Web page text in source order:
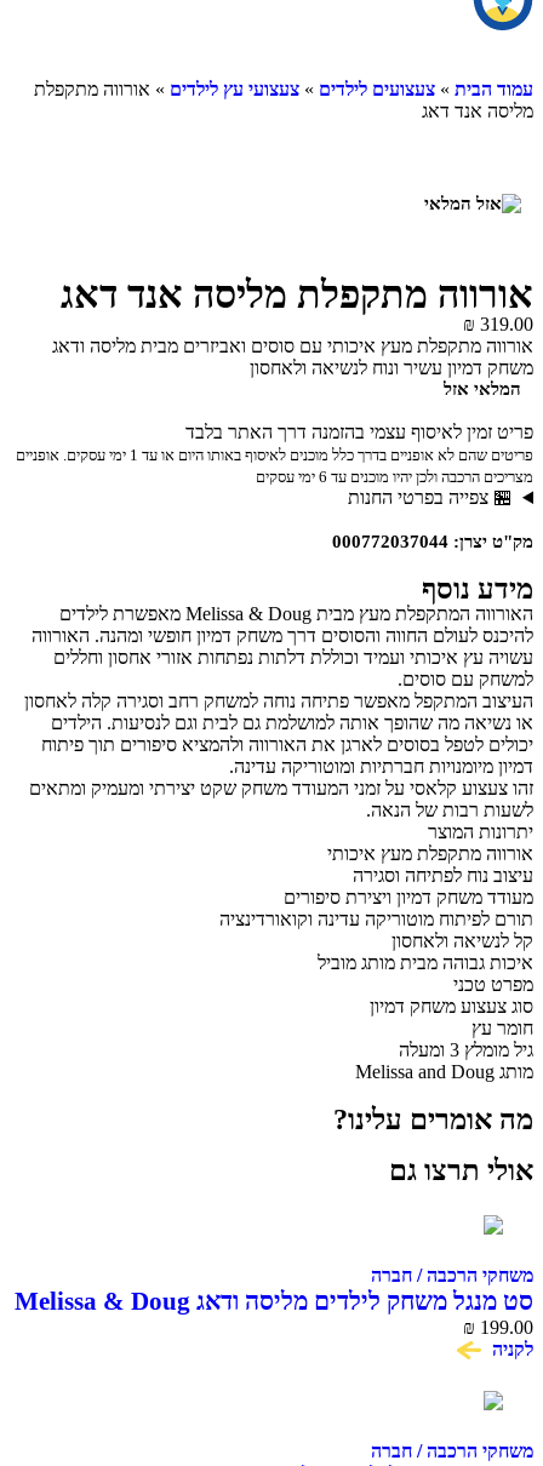
עמוד הבית » צעצועים לילדים » צעצועי עץ לילדים » אורווה מתקפלת
מליסה אנד דאג
אורווה מתקפלת מליסה אנד דאג
₪ 319.00
אורווה מתקפלת מעץ איכותי עם סוסים ואביזרים מבית מליסה ודאג
משחק דמיון עשיר ונוח לנשיאה ולאחסון
המלאי אזל
פריט זמין לאיסוף עצמי בהזמנה דרך האתר בלבד
פריטים שהם לא אופניים בדרך כלל מוכנים לאיסוף באותו היום או עד 1 ימי עסקים. אופניים
מצריכים הרכבה ולכן יהיו מוכנים עד 6 ימי עסקים
🏪 צפייה בפרטי החנות
מק"ט יצרן: 000772037044
מידע נוסף
האורווה המתקפלת מעץ מבית Melissa & Doug מאפשרת לילדים
להיכנס לעולם החווה והסוסים דרך משחק דמיון חופשי ומהנה. האורווה
עשויה עץ איכותי ועמיד וכוללת דלתות נפתחות אזורי אחסון וחללים
למשחק עם סוסים.
העיצוב המתקפל מאפשר פתיחה נוחה למשחק רחב וסגירה קלה לאחסון
או נשיאה מה שהופך אותה למושלמת גם לבית וגם לנסיעות. הילדים
יכולים לטפל בסוסים לארגן את האורווה ולהמציא סיפורים תוך פיתוח
דמיון מיומנויות חברתיות ומוטוריקה עדינה.
זהו צעצוע קלאסי על זמני המעודד משחק שקט יצירתי ומעמיק ומתאים
לשעות רבות של הנאה.
יתרונות המוצר
אורווה מתקפלת מעץ איכותי
עיצוב נוח לפתיחה וסגירה
מעודד משחק דמיון ויצירת סיפורים
תורם לפיתוח מוטוריקה עדינה וקואורדינציה
קל לנשיאה ולאחסון
איכות גבוהה מבית מותג מוביל
מפרט טכני
סוג צעצוע משחק דמיון
חומר עץ
גיל מומלץ 3 ומעלה
מותג Melissa and Doug
מה אומרים עלינו?
אולי תרצו גם
משחקי הרכבה / חברה
סט מנגל משחק לילדים מליסה ודאג Melissa & Doug
₪ 199.00
לקניה
משחקי הרכבה / חברה